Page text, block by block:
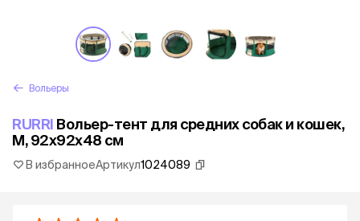
Вольеры
RURRI Вольер-тент для средних собак и кошек,
M, 92x92x48 см
В избранноеАртикул1024089